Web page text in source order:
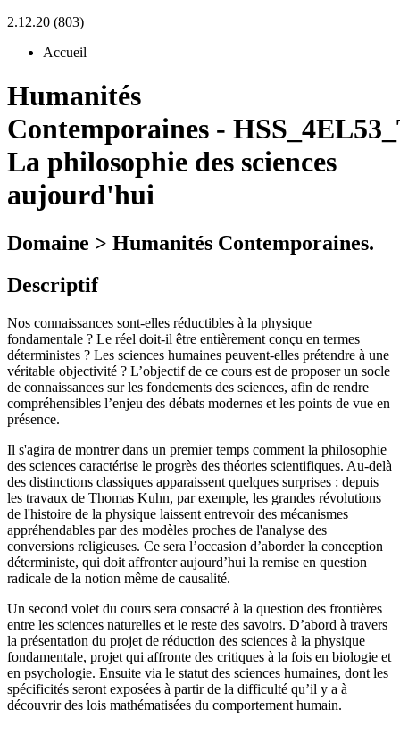
2.12.20 (803)
Accueil
Humanités
Contemporaines -
La philosophie des sciences
aujourd'hui
Domaine > Humanités Contemporaines.
Descriptif
Nos connaissances sont-elles réductibles à la physique
fondamentale ? Le réel doit-il être entièrement conçu en termes
déterministes ? Les sciences humaines peuvent-elles prétendre à une
véritable objectivité ? L’objectif de ce cours est de proposer un socle
de connaissances sur les fondements des sciences, afin de rendre
compréhensibles l’enjeu des débats modernes et les points de vue en
présence.
Il s'agira de montrer dans un premier temps comment la philosophie
des sciences caractérise le progrès des théories scientifiques. Au-delà
des distinctions classiques apparaissent quelques surprises : depuis
les travaux de Thomas Kuhn, par exemple, les grandes révolutions
de l'histoire de la physique laissent entrevoir des mécanismes
appréhendables par des modèles proches de l'analyse des
conversions religieuses. Ce sera l’occasion d’aborder la conception
déterministe, qui doit affronter aujourd’hui la remise en question
radicale de la notion même de causalité.
Un second volet du cours sera consacré à la question des frontières
entre les sciences naturelles et le reste des savoirs. D’abord à travers
la présentation du projet de réduction des sciences à la physique
fondamentale, projet qui affronte des critiques à la fois en biologie et
en psychologie. Ensuite via le statut des sciences humaines, dont les
spécificités seront exposées à partir de la difficulté qu’il y a à
découvrir des lois mathématisées du comportement humain.